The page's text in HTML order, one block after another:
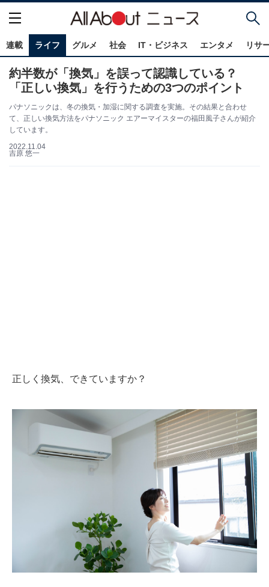
連載 ライフ グルメ 社会 IT・ビジネス エンタメ リサ
約半数が「換気」を誤って認識している？
「正しい換気」を行うための3つのポイント
パナソニックは、冬の換気・加湿に関する調査を実施。その結果と合わせ
て、正しい換気方法をパナソニック エアーマイスターの福田風子さんが紹介
しています。
2022.11.04
吉原 悠一
正しく換気、できていますか？